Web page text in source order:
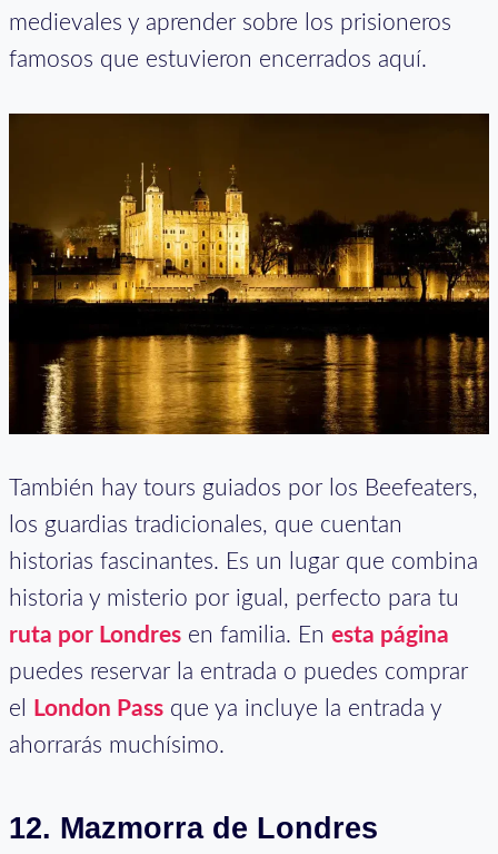
medievales y aprender sobre los prisioneros
famosos que estuvieron encerrados aquí.
También hay tours guiados por los Beefeaters,
los guardias tradicionales, que cuentan
historias fascinantes. Es un lugar que combina
historia y misterio por igual, perfecto para tu
ruta por Londres en familia. En esta página
puedes reservar la entrada o puedes comprar
el
London Pass que ya incluye la entrada y
ahorrarás muchísimo.
12. Mazmorra de Londres